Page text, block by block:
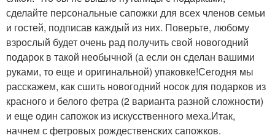
сделайте персональные сапожки для всех членов семьи
и гостей, подписав каждый из них. Поверьте, любому
взрослый будет очень рад получить свой новогодний
подарок в такой необычной (а если он сделан вашими
руками, то еще и оригинальной) упаковке!Сегодня мы
расскажем, как сшить новогодний носок для подарков из
красного и белого фетра (2 варианта разной сложности)
и еще один сапожок из искусственного меха.Итак,
начнем с фетровых рождественских сапожков.